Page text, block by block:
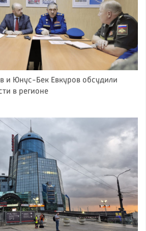
и Юнус-Бек Евкуров обсудили
в регионе